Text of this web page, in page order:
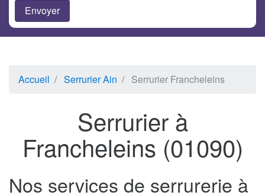
Accueil Serrurier Ain Serrurier Francheleins
Serrurier à
Francheleins (01090)
Nos services de serrurerie à